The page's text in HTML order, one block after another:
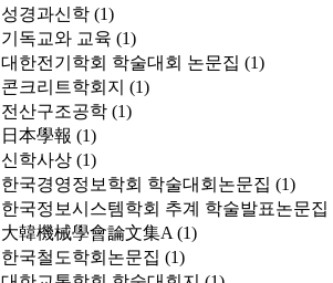
성경과신학 (1)
기독교와 교육 (1)
대한전기학회 학술대회 논문집 (1)
콘크리트학회지 (1)
전산구조공학 (1)
日本學報 (1)
신학사상 (1)
한국경영정보학회 학술대회논문집 (1)
한국정보시스템학회 추계 학술발표논문집
大韓機械學會論文集A (1)
한국철도학회논문집 (1)